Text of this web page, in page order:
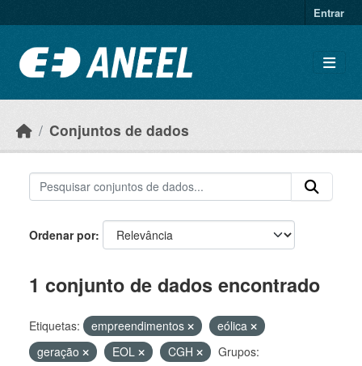
Entrar
Conjuntos de dados
Ordenar por
1 conjunto de dados encontrado
Etiquetas: empreendimentos
eólica
geração
EOL CGH
Grupos: